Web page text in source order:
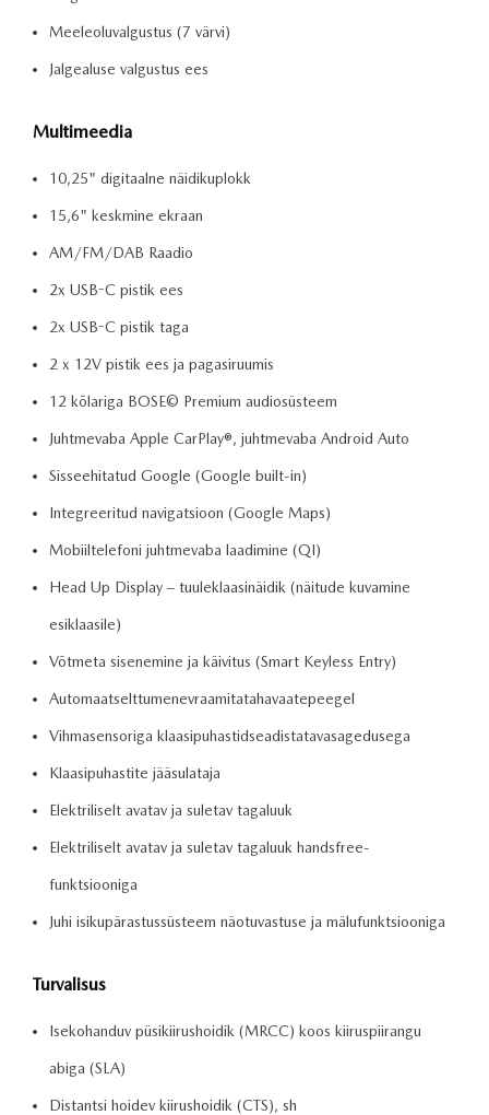
Meeleoluvalgustus (7 värvi)
Jalgealuse valgustus ees
Multimeedia
10,25" digitaalne näidikuplokk
15,6" keskmine ekraan
AM/FM/DAB Raadio
2x USB-C pistik ees
2x USB-C pistik taga
2 x 12V pistik ees ja pagasiruumis
12 kõlariga BOSE© Premium audiosüsteem
Juhtmevaba Apple CarPlay®, juhtmevaba Android Auto
Sisseehitatud Google (Google built-in)
Integreeritud navigatsioon (Google Maps)
Mobiiltelefoni juhtmevaba laadimine (QI)
Head Up Display – tuuleklaasinäidik (näitude kuvamine
esiklaasile)
Võtmeta sisenemine ja käivitus (Smart Keyless Entry)
Automaatselttumenevraamitatahavaatepeegel
Vihmasensoriga klaasipuhastidseadistatavasagedusega
Klaasipuhastite jääsulataja
Elektriliselt avatav ja suletav tagaluuk
Elektriliselt avatav ja suletav tagaluuk handsfree-
funktsiooniga
Juhi isikupärastussüsteem näotuvastuse ja mälufunktsiooniga
Turvalisus
Isekohanduv püsikiirushoidik (MRCC) koos kiiruspiirangu
abiga (SLA)
Distantsi hoidev kiirushoidik (CTS), sh